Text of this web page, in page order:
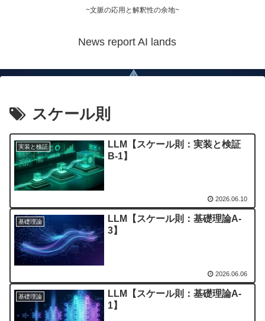
~文脈の応用と解釈性の余地~
News report AI lands
スケール則
実装と検証
LLM【スケール則：実装と検証
B-1】
2026.06.10
基礎理論
LLM【スケール則：基礎理論A-
3】
2026.06.06
基礎理論
LLM【スケール則：基礎理論A-
1】